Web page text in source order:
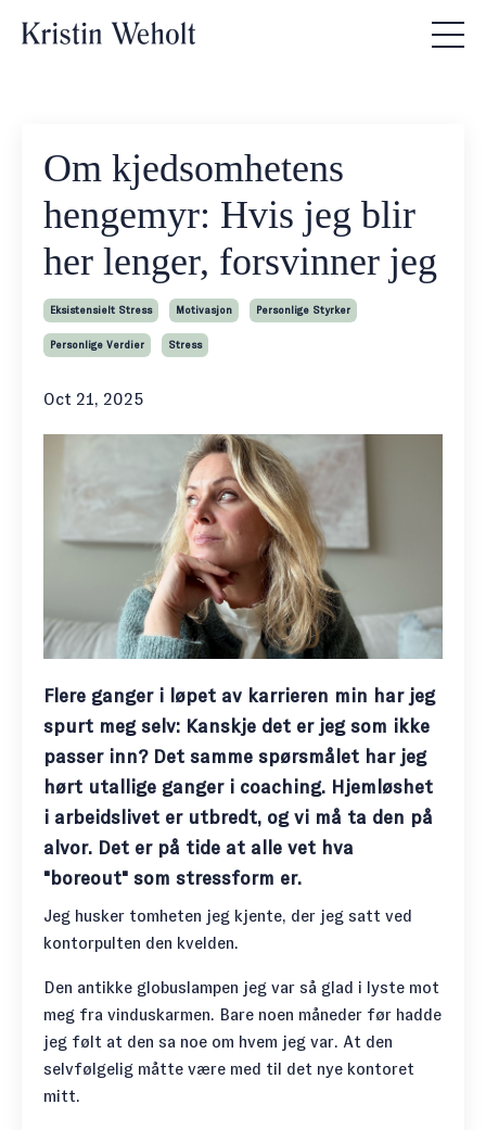
Om kjedsomhetens
hengemyr: Hvis jeg blir
her lenger, forsvinner jeg
Eksistensielt Stress Motivasjon Personlige Styrker
Personlige Verdier Stress
Oct 21, 2025
Flere ganger i løpet av karrieren min har jeg
spurt meg selv: Kanskje det er jeg som ikke
passer inn? Det samme spørsmålet har jeg
hørt utallige ganger i coaching. Hjemløshet
i arbeidslivet er utbredt, og vi må ta den på
alvor. Det er på tide at alle vet hva
"boreout" som stressform er.
Jeg husker tomheten jeg kjente, der jeg satt ved
kontorpulten den kvelden.
Den antikke globuslampen jeg var så glad i lyste mot
meg fra vinduskarmen. Bare noen måneder før hadde
jeg følt at den sa noe om hvem jeg var. At den
selvfølgelig måtte være med til det nye kontoret
mitt.